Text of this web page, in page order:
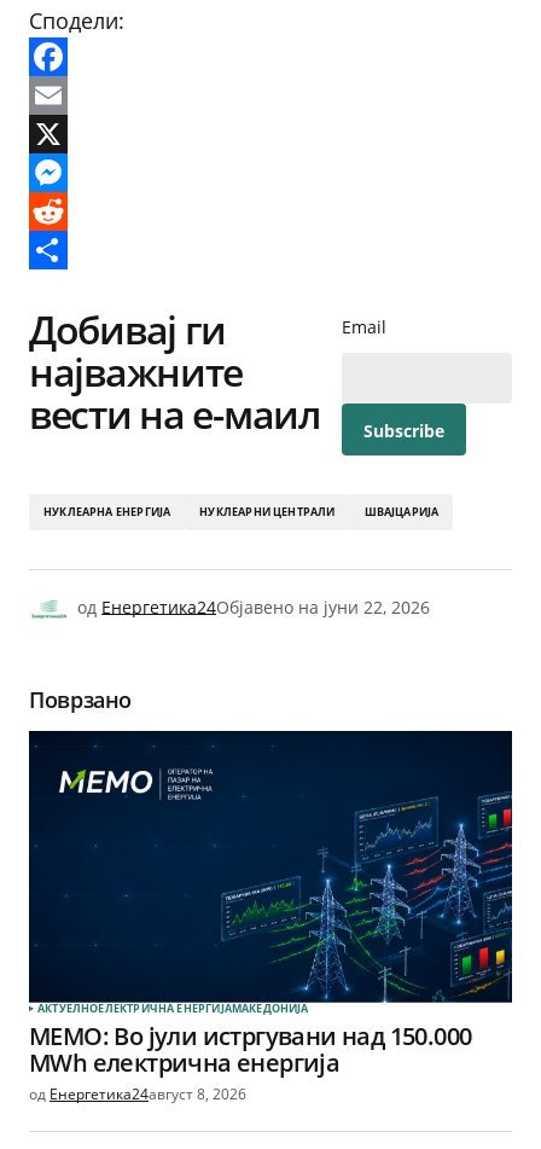
Сподели:
Facebook
Email
X
Messenger
Reddit
Добивај ги
најважните
вести на е-маил
Email
НУКЛЕАРНА ЕНЕРГИЈА НУКЛЕАРНИ ЦЕНТРАЛИ ШВАЈЦАРИЈА
од Енергетика24Објавено на јуни 22, 2026
Поврзано
АКТУЕЛНОЕЛЕКТРИЧНА ЕНЕРГИЈАМАКЕДОНИЈА
МЕМО: Во јули истргувани над 150.000
MWh електрична енергија
од Енергетика24август 8, 2026